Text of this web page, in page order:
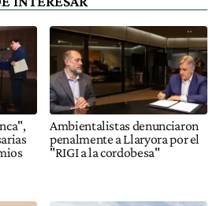
Ambientalistas denunciaron
penalmente a Llaryora por el
"RIGI a la cordobesa"